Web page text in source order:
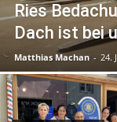
Ries
Dach ist bei
Matthias Machan - 24.